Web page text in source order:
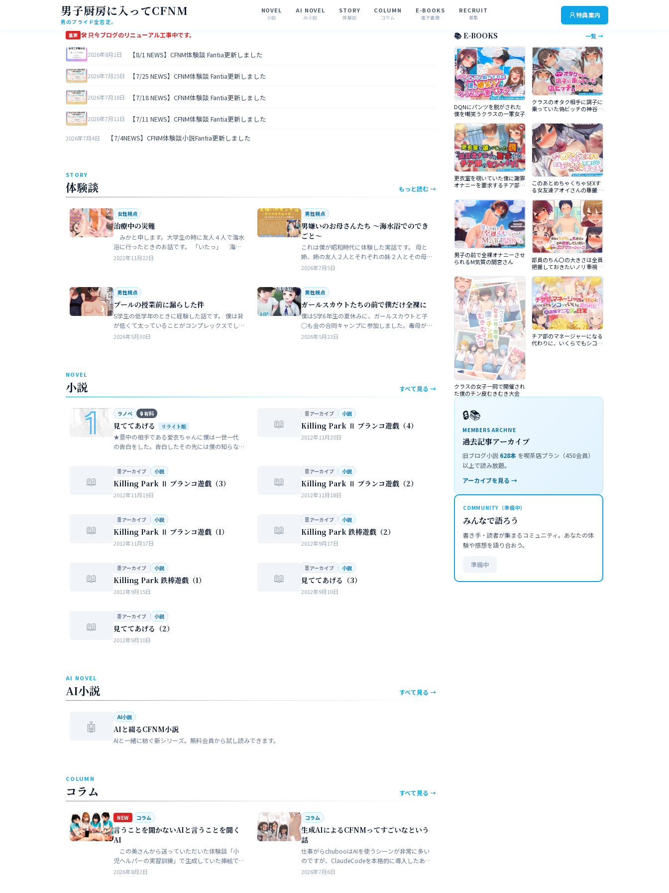
男子厨房に入ってCFNM
男のプライド全否定。
NOVEL
小説
AI NOVEL
AI小説
STORY
体験談
COLUMN
コラム
E-BOOKS
電子書籍
RECRUIT
募集 特典案内
重要 🛠 只今ブログのリニューアル工事中です。
2026年8月1日 【8/1 NEWS】CFNM体験談 Fantia更新しました
2026年7月25日 【7/25 NEWS】CFNM体験談 Fantia更新しました
2026年7月18日 【7/18 NEWS】CFNM体験談 Fantia更新しました
2026年7月11日 【7/11 NEWS】CFNM体験談 Fantia更新しました
2026年7月4日 【7/4NEWS】CFNM体験談小説Fantia更新しました
STORY
体験談 もっと読む →
女性視点
治療中の災難
みかと申します。大学生の時に友人４人で海水
浴に行ったときのお話です。 「いたっ」 海水
浴場で泳いでいたら、友人のしいなが空瓶で足
2022年11月22日
男性視点
男嫌いのお母さんたち 〜海水浴でのでき
ごと〜
これは僕が昭和時代に体験した実話です。 母と
姉、姉の友人２人とそれぞれの妹２人とその母
親達、計9人で海水浴に行きました。当時、僕は
2026年7月5日
男性視点
プールの授業前に漏らした件
S学生の低学年のときに経験した話です。 僕は背
が低くて太っていることがコンプレックスでし
た。普段は引っ込み思案で大人しい性格をして
2026年5月30日
男性視点
ガールスカウトたちの前で僕だけ全裸に
僕はS学6年生の夏休みに、ガールスカウトと子
◯も会の合同キャンプに参加しました。毒母が
勝手に申し込んだ強制的なイベントでした。ま
2026年5月23日
NOVEL
小説 すべて見る →
ラノベ 🔒 有料
見ててあげる リライト版
★意中の相手である愛衣ちゃんに僕は一世一代
の告白をした。告白したその先には僕の知らな
女性の間でまかり通っている常識。。。…
📖
🗄 アーカイブ 小説
Killing Park Ⅱ ブランコ遊戯（4）
2012年11月20日
📖
🗄 アーカイブ 小説
Killing Park Ⅱ ブランコ遊戯（3）
2012年11月19日
📖
🗄 アーカイブ 小説
Killing Park Ⅱ ブランコ遊戯（2）
2012年11月18日
📖
🗄 アーカイブ 小説
Killing Park Ⅱ ブランコ遊戯（1）
2012年11月17日
📖
🗄 アーカイブ 小説
Killing Park 鉄棒遊戯（2）
2012年9月17日
📖
🗄 アーカイブ 小説
Killing Park 鉄棒遊戯（1）
2012年9月15日
📖
🗄 アーカイブ 小説
見ててあげる（3）
2012年9月10日
📖
🗄 アーカイブ 小説
見ててあげる（2）
2012年9月10日
AI NOVEL
AI小説 すべて見る →
🤖
AI小説
AIと綴るCFNM小説
AIと一緒に紡ぐ新シリーズ。無料会員から試し読みできます。
COLUMN
コラム すべて見る →
NEW コラム
言うことを聞かないAIと言うことを聞く
AI
この美さんから送っていただいた体験談「小
児ヘルパーの実習訓練」で生成していた挿絵で
ある。AIというのは、どうしても細部が苦手でト
2026年8月2日
コラム
生成AIによるCFNMってすごいなという
話
仕事がらchubooはAIを使うシーンが非常に多い
のですが、ClaudeCodeを本格的に導入したあた
りから格段にやれることが多くなった。昔から
2026年7月6日
📚 E-BOOKS 一覧 →
DQNにパンツを脱がされた
僕を嘲笑うクラスの一軍女子
クラスのオタク相手に調子に
乗っていた偽ビッチの神谷さ
更衣室を覗いていた僕に謝罪
オナニーを要求するチア部の
このあとめちゃくちゃSEXす
る女友達アオイさんの華麗な
男子の前で全裸オナニーさせ
られるM気質の間宮さん
部員のちん〇の大きさは全員
把握しておきたいノリ重視の
クラスの女子一同で開催され
た僕のチン皮むきむき大会
チア部のマネージャーになる
代わりに、いくらでもシコっ
🔒📚
MEMBERS ARCHIVE
過去記事アーカイブ
旧ブログ小説 628本 を喫茶店プラン（450会員）
以上で読み放題。
アーカイブを見る →
COMMUNITY（準備中）
みんなで語ろう
書き手・読者が集まるコミュニティ。あなたの体
験や感想を語り合おう。
準備中